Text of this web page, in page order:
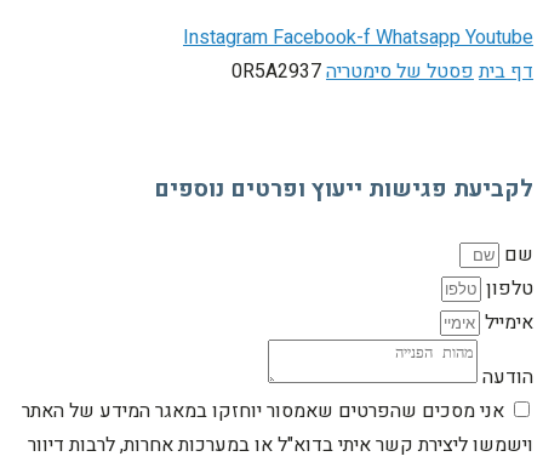
InstagramFacebook-fWhatsappYoutube
דף ביתפסטל של סימטריה0R5A2937
לקביעת פגישות ייעוץ ופרטים נוספים
שם
טלפון
אימייל
הודעה
אני מסכים שהפרטים שאמסור יוחזקו במאגר המידע של האתר
וישמשו ליצירת קשר איתי בדוא"ל או במערכות אחרות, לרבות דיוור